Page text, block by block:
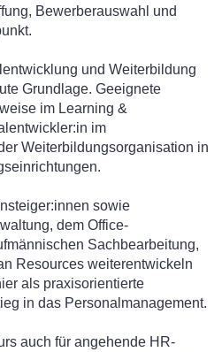
Bewerberauswahl und
und Weiterbildung
Grundlage. Geeignete
im Learning &
im
Weiterbildungsorganisation in
sowie
dem Office-
Sachbearbeitung,
Resources weiterentwickeln
als praxisorientierte
in das Personalmanagement.
auch für angehende HR-